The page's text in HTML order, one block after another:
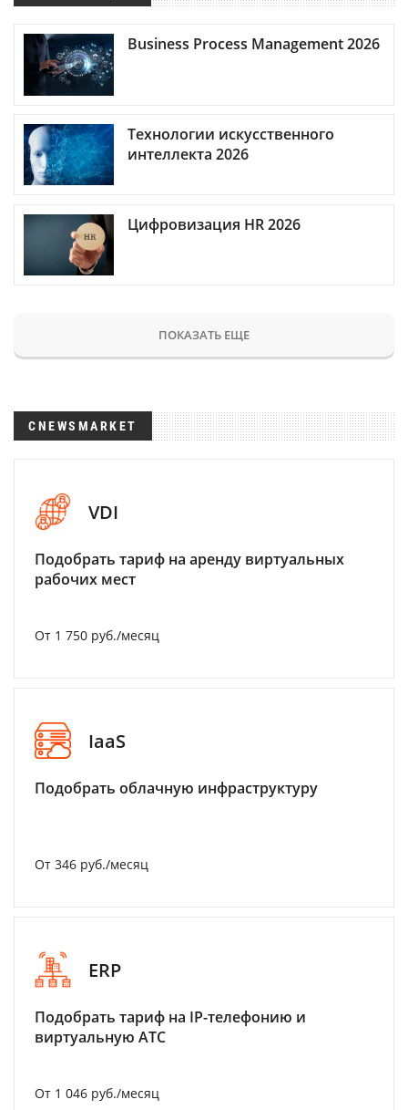
Business Process Management 2026
Технологии искусственного
интеллекта 2026
Цифровизация HR 2026
ПОКАЗАТЬ ЕЩЕ
CNEWSMARKET
VDI
Подобрать тариф на аренду виртуальных
рабочих мест
От 1 750 руб./месяц
IaaS
Подобрать облачную инфраструктуру
От 346 руб./месяц
ERP
Подобрать тариф на IP-телефонию и
виртуальную АТС
От 1 046 руб./месяц